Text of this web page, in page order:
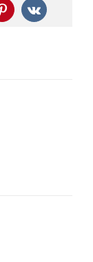
Pinterest
Vk